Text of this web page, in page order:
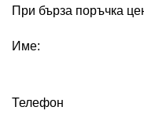
При бърза поръчка
Име:
Телефон